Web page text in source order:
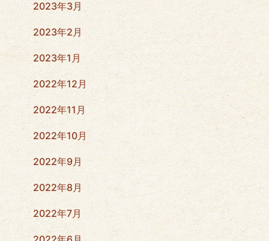
2023年3月
2023年2月
2023年1月
2022年12月
2022年11月
2022年10月
2022年9月
2022年8月
2022年7月